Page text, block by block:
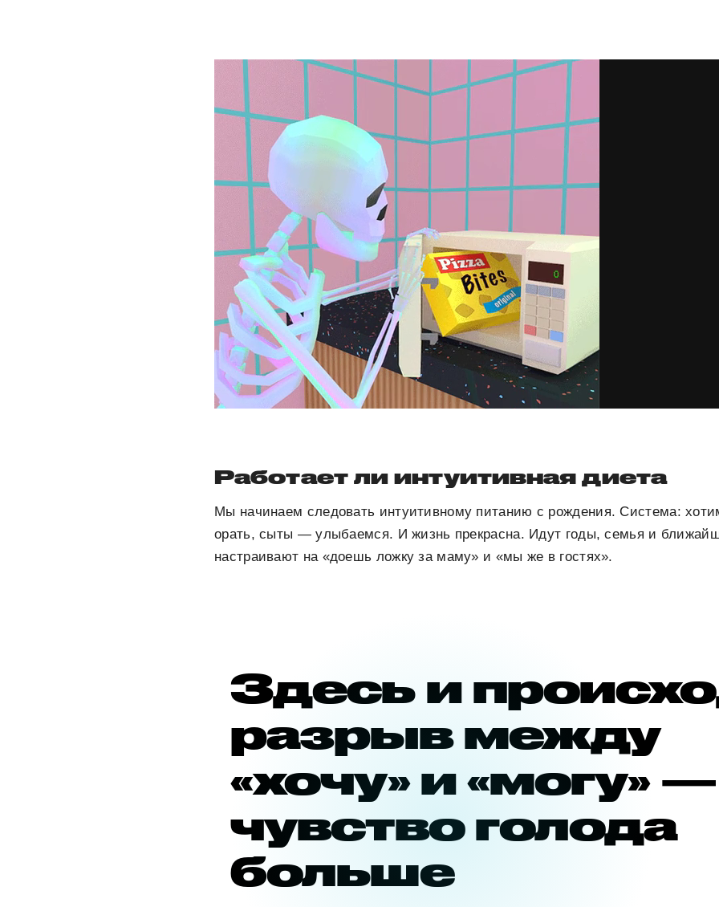
Работает ли интуитивная диета
Мы начинаем следовать интуитивному питанию с рождения. Система:
орать, сыты — улыбаемся. И жизнь прекрасна. Идут годы, семья и
настраивают на «доешь ложку за маму» и «мы же в гостях».
Здесь и
разрыв между
«хочу» и «могу» —
чувство голода
больше